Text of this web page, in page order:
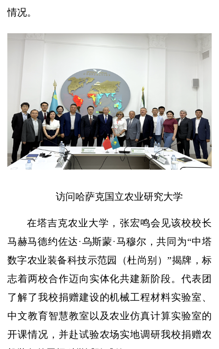
情况。
访问哈萨克国立农业研究大学
在塔吉克农业大学，张宏鸣会见该校校长
马赫马德约佐达·乌斯蒙·马穆尔，共同为“中塔
数字农业装备科技示范园（杜尚别）”揭牌，标
志着两校合作迈向实体化共建新阶段。代表团
了解了我校捐赠建设的机械工程材料实验室、
中文教育智慧教室以及农业仿真计算实验室的
开课情况，并赴试验农场实地调研我校捐赠农